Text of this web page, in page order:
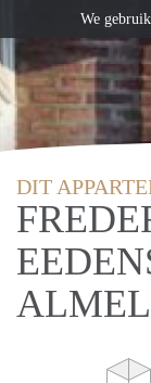
DIT
We